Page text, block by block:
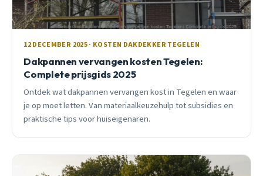
12 DECEMBER 2025 · KOSTEN DAKDEKKER TEGELEN
Dakpannen vervangen kosten Tegelen:
Complete prijsgids 2025
Ontdek wat dakpannen vervangen kost in Tegelen en waar
je op moet letten. Van materiaalkeuzehulp tot subsidies en
praktische tips voor huiseigenaren.